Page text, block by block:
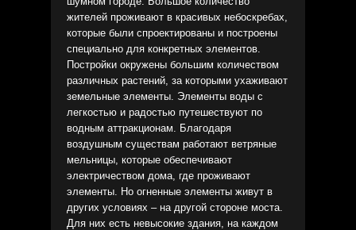
жителей проживают в красивых небоскребах,
которые были спроектированы и построены
специально для конкретных элементов.
Постройки окружены большим количеством
различных растений, за которыми ухаживают
земельные элементы. Элементы воды с
легкостью и радостью путешествуют по
водным аттракционам. Благодаря
воздушным существам работают ветряные
мельницы, которые обеспечивают
электричеством дома, где проживают
элементы. Но огненные элементы живут в
других условиях – на другой стороне моста.
Для них есть невысокие здания, на каждом